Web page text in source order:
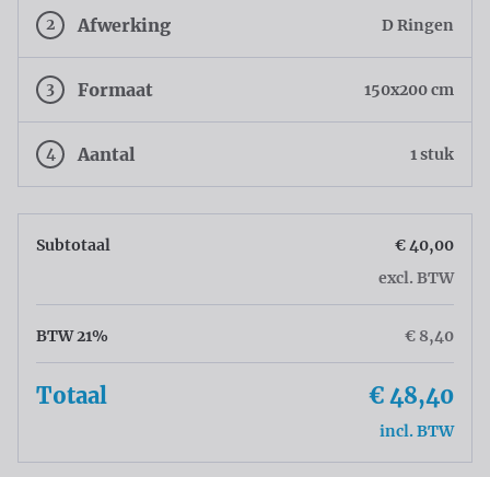
2 Afwerking D Ringen
3 Formaat 150x200 cm
4 Aantal 1 stuk
Subtotaal
€ 40,00
excl. BTW
BTW 21% € 8,40
Totaal € 48,40
incl. BTW